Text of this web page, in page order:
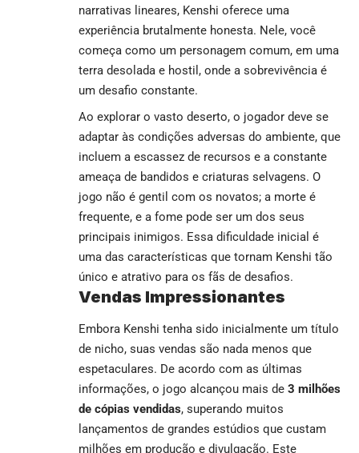
narrativas lineares, Kenshi oferece uma
experiência brutalmente honesta. Nele, você
começa como um personagem comum, em uma
terra desolada e hostil, onde a sobrevivência é
um desafio constante.
Ao explorar o vasto deserto, o jogador deve se
adaptar às condições adversas do ambiente, que
incluem a escassez de recursos e a constante
ameaça de bandidos e criaturas selvagens. O
jogo não é gentil com os novatos; a morte é
frequente, e a fome pode ser um dos seus
principais inimigos. Essa dificuldade inicial é
uma das características que tornam Kenshi tão
único e atrativo para os fãs de desafios.
Vendas Impressionantes
Embora Kenshi tenha sido inicialmente um título
de nicho, suas vendas são nada menos que
espetaculares. De acordo com as últimas
informações, o jogo alcançou mais de 3 milhões
de cópias vendidas, superando muitos
lançamentos de grandes estúdios que custam
milhões em produção e divulgação. Este